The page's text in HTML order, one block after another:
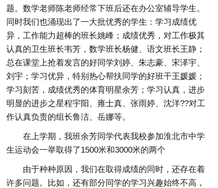
题。数学老师陈老师经常下班后还在办公室辅导学生。
同时我们也涌现出了一大批优秀的学生：学习成绩优
异，工作能力超棒的班长姚峰；成绩优秀，对工作极其
认真的卫生班长韦芳，数学班长杨健、语文班长王静；
总在课堂上抢着发言的好同学刘婷、朱志豪、宋泽宇、
刘宇；学习优异，特别热心帮扶同学的好班干王媛媛；
学习刻苦，成绩优秀的体育明星余芳；学习认真，进步
明显的进步之星程宇阳、雍士真、张雨婷、沈洋??对工
作认真负责的组长鲁洁、岳娜等。
在上学期，我班余芳同学代表我校参加淮北市中学
生运动会一举取得了1500米和3000米的两个
由于种种原因，我们在取得成绩的同时，还存在着
许多问题。比如，还有部分同学的学习兴趣始终不高，